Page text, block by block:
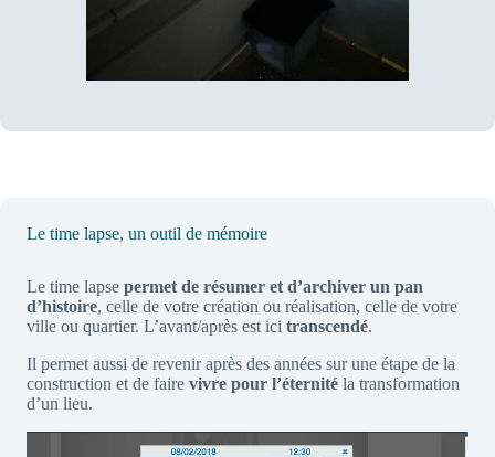
Le time lapse, un outil de mémoire
Le time lapse permet de résumer et d’archiver un pan
d’histoire, celle de votre création ou réalisation, celle de votre
ville ou quartier. L’avant/après est ici transcendé.
Il permet aussi de revenir après des années sur une étape de la
construction et de faire vivre pour l’éternité la transformation
d’un lieu.